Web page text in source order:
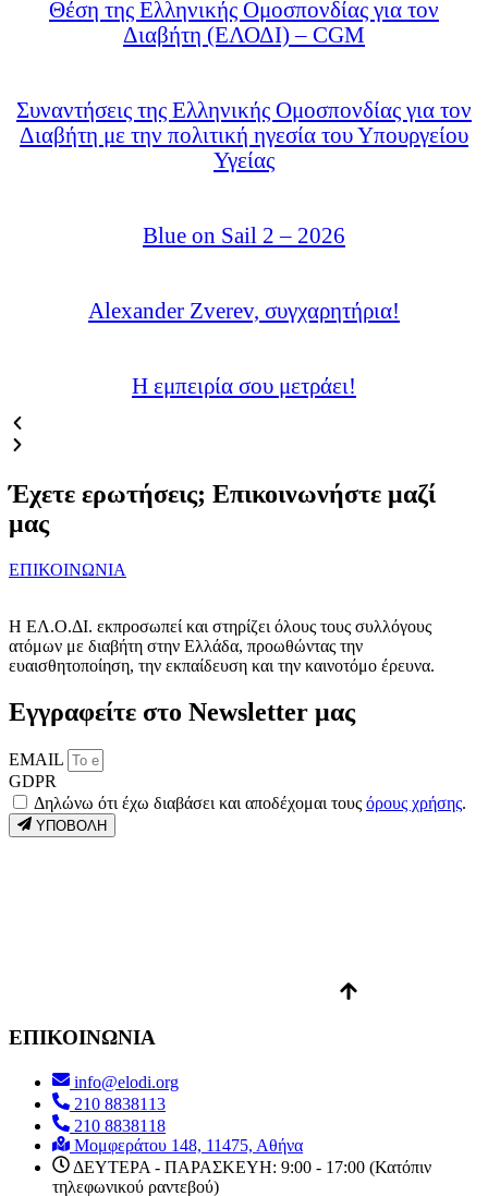
Θέση της Ελληνικής Ομοσπονδίας για τον
Διαβήτη (ΕΛΟΔΙ) – CGM
Συναντήσεις της Ελληνικής Ομοσπονδίας για τον
Διαβήτη με την πολιτική ηγεσία του Υπουργείου
Υγείας
Blue on Sail 2 – 2026
Alexander Zverev, συγχαρητήρια!
Η εμπειρία σου μετράει!
Έχετε ερωτήσεις; Επικοινωνήστε μαζί
μας
ΕΠΙΚΟΙΝΩΝΙΑ
Η ΕΛ.Ο.ΔΙ. εκπροσωπεί και στηρίζει όλους τους συλλόγους
ατόμων με διαβήτη στην Ελλάδα, προωθώντας την
ευαισθητοποίηση, την εκπαίδευση και την καινοτόμο έρευνα.
Εγγραφείτε στο Newsletter μας
EMAIL
GDPR
Δηλώνω ότι έχω διαβάσει και αποδέχομαι τους όρους χρήσης.
ΥΠΟΒΟΛΗ
ΕΠΙΚΟΙΝΩΝΙΑ
info@elodi.org
210 8838113
210 8838118
Μομφεράτου 148, 11475, Αθήνα
ΔΕΥΤΕΡΑ - ΠΑΡΑΣΚΕΥΗ: 9:00 - 17:00 (Κατόπιν
τηλεφωνικού ραντεβού)